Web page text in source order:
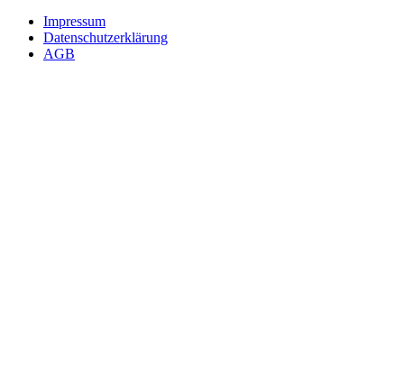
Impressum
Datenschutzerklärung
AGB